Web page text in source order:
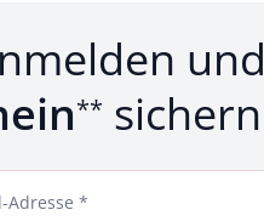
und
** sichern
Adresse *